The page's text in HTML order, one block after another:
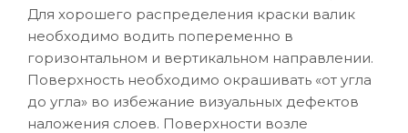
Для хорошего распределения краски валик
необходимо водить попеременно в
горизонтальном и вертикальном направлении.
Поверхность необходимо окрашивать «от угла
до угла» во избежание визуальных дефектов
наложения слоев. Поверхности возле